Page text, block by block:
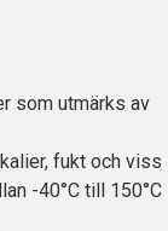
som utmärks av
fukt och viss
-40°C till 150°C